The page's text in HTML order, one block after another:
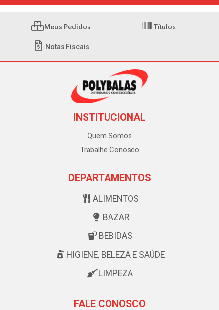
Meus Pedidos Títulos
Notas Fiscais
INSTITUCIONAL
Quem Somos
Trabalhe Conosco
DEPARTAMENTOS
ALIMENTOS
BAZAR
BEBIDAS
HIGIENE, BELEZA E SAÚDE
LIMPEZA
FALE CONOSCO